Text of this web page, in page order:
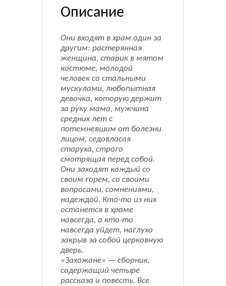
Описание
Они входят в храм один за
другим: растерянная
женщина, старик в мятом
костюме, молодой
человек со стальными
мускулами, любопытная
девочка, которую держит
за руку мама, мужчина
средних лет с
потемневшим от болезни
лицом, седовласая
старуха, строго
смотрящая перед собой.
Они заходят каждый со
своим горем, со своими
вопросами, сомнениями,
надеждой. Кто-то из них
останется в храме
навсегда, а кто-то
навсегда уйдет, наглухо
закрыв за собой церковную
дверь.
«Захожане» — сборник,
содержащий четыре
рассказа и повесть. Все